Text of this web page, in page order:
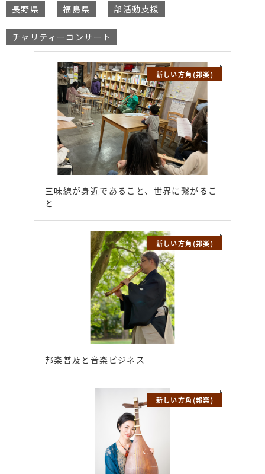
長野県 福島県 部活動支援
チャリティーコンサート
新しい方角(邦楽)
三味線が身近であること、世界に繋がるこ
と
新しい方角(邦楽)
邦楽普及と音楽ビジネス
新しい方角(邦楽)